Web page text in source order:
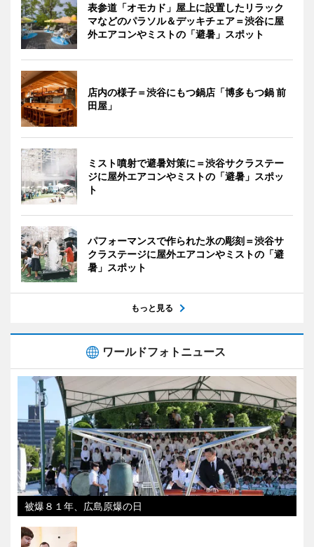
表参道「オモカド」屋上に設置したリラック
マなどのパラソル＆デッキチェア＝渋谷に屋
外エアコンやミストの「避暑」スポット
店内の様子＝渋谷にもつ鍋店「博多もつ鍋 前
田屋」
ミスト噴射で避暑対策に＝渋谷サクラステー
ジに屋外エアコンやミストの「避暑」スポッ
ト
パフォーマンスで作られた氷の彫刻＝渋谷サ
クラステージに屋外エアコンやミストの「避
暑」スポット
もっと見る
ワールドフォトニュース
被爆８１年、広島原爆の日